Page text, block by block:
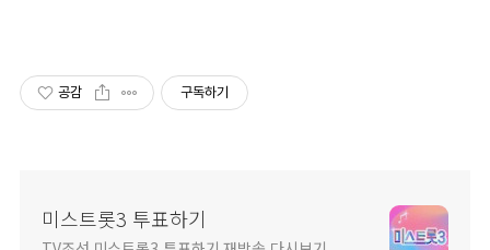
공감 구독하기
미스트롯3 투표하기